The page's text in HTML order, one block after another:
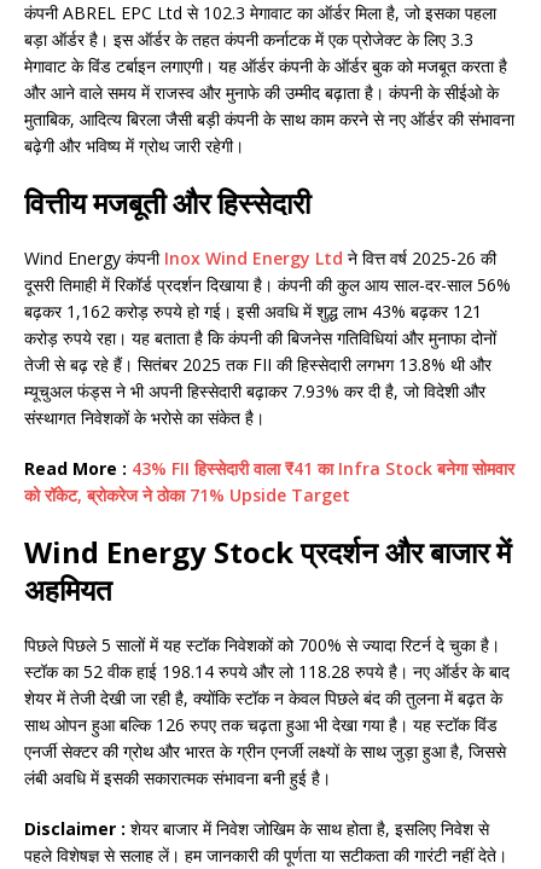
कंपनी ABREL EPC Ltd से 102.3 मेगावाट का ऑर्डर मिला है, जो इसका पहला
बड़ा ऑर्डर है। इस ऑर्डर के तहत कंपनी कर्नाटक में एक प्रोजेक्ट के लिए 3.3
मेगावाट के विंड टर्बाइन लगाएगी। यह ऑर्डर कंपनी के ऑर्डर बुक को मजबूत करता है
और आने वाले समय में राजस्व और मुनाफे की उम्मीद बढ़ाता है। कंपनी के सीईओ के
मुताबिक, आदित्य बिरला जैसी बड़ी कंपनी के साथ काम करने से नए ऑर्डर की संभावना
बढ़ेगी और भविष्य में ग्रोथ जारी रहेगी।
वित्तीय मजबूती और हिस्सेदारी
Wind Energy कंपनी Inox Wind Energy Ltd ने वित्त वर्ष 2025-26 की
दूसरी तिमाही में रिकॉर्ड प्रदर्शन दिखाया है। कंपनी की कुल आय साल-दर-साल 56%
बढ़कर 1,162 करोड़ रुपये हो गई। इसी अवधि में शुद्ध लाभ 43% बढ़कर 121
करोड़ रुपये रहा। यह बताता है कि कंपनी की बिजनेस गतिविधियां और मुनाफा दोनों
तेजी से बढ़ रहे हैं। सितंबर 2025 तक FII की हिस्सेदारी लगभग 13.8% थी और
म्यूचुअल फंड्स ने भी अपनी हिस्सेदारी बढ़ाकर 7.93% कर दी है, जो विदेशी और
संस्थागत निवेशकों के भरोसे का संकेत है।
Read More : 43% FII हिस्सेदारी वाला ₹41 का Infra Stock बनेगा सोमवार
को रॉकेट, ब्रोकरेज ने ठोका 71% Upside Target
Wind Energy Stock प्रदर्शन और बाजार में
अहमियत
पिछले पिछले 5 सालों में यह स्टॉक निवेशकों को 700% से ज्यादा रिटर्न दे चुका है।
स्टॉक का 52 वीक हाई 198.14 रुपये और लो 118.28 रुपये है। नए ऑर्डर के बाद
शेयर में तेजी देखी जा रही है, क्योंकि स्टॉक न केवल पिछले बंद की तुलना में बढ़त के
साथ ओपन हुआ बल्कि 126 रुपए तक चढ़ता हुआ भी देखा गया है। यह स्टॉक विंड
एनर्जी सेक्टर की ग्रोथ और भारत के ग्रीन एनर्जी लक्ष्यों के साथ जुड़ा हुआ है, जिससे
लंबी अवधि में इसकी सकारात्मक संभावना बनी हुई है।
Disclaimer : शेयर बाजार में निवेश जोखिम के साथ होता है, इसलिए निवेश से
पहले विशेषज्ञ से सलाह लें। हम जानकारी की पूर्णता या सटीकता की गारंटी नहीं देते।